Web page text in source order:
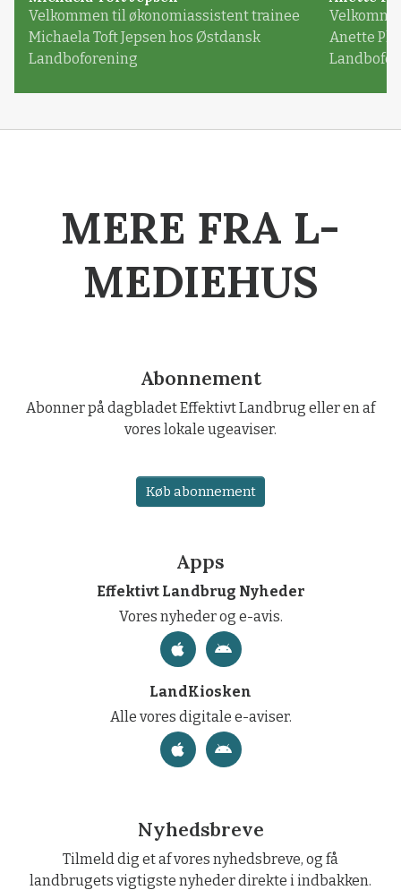
Velkommen til økonomiassistent trainee
Michaela Toft Jepsen hos Østdansk
Landboforening
Anette
MERE FRA L-
MEDIEHUS
Abonnement
Abonner på dagbladet Effektivt Landbrug eller en af
vores lokale ugeaviser.
Køb abonnement
Apps
Effektivt Landbrug Nyheder
Vores nyheder og e-avis.
LandKiosken
Alle vores digitale e-aviser.
Nyhedsbreve
Tilmeld dig et af vores nyhedsbreve, og få
landbrugets vigtigste nyheder direkte i indbakken.